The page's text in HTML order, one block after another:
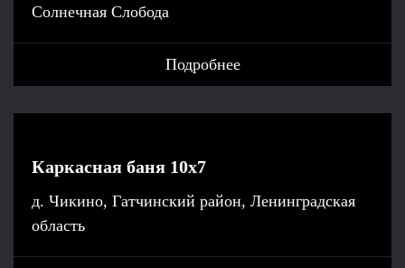
Солнечная Слобода
Подробнее
Каркасная баня 10х7
д. Чикино, Гатчинский район, Ленинградская
область